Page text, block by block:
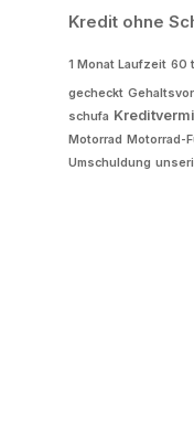
Kredit ohne
1 Monat Laufzeit 60
gecheckt
schufa
Motorrad Motorrad-
Umschuldung